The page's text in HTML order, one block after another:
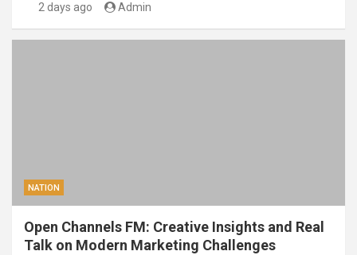
2 days ago Admin
NATION
Open Channels FM: Creative Insights and Real
Talk on Modern Marketing Challenges